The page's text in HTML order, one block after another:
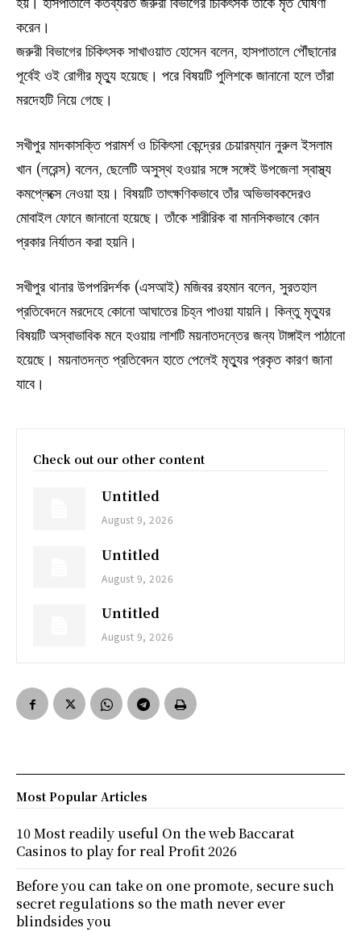
করেন।
জরুরী বিভাগের চিকিৎসক সাখাওয়াত হোসেন বলেন, হাসপাতালে পৌঁছানোর
পূর্বেই ওই রোগীর মৃত্যু হয়েছে। পরে বিষয়টি পুলিশকে জানানো হলে তাঁরা
মরদেহটি নিয়ে গেছে।
সখীপুর মাদকাসক্তি পরামর্শ ও চিকিৎসা কেন্দ্রের চেয়ারম্যান নুরুল ইসলাম
খান (লরেন্স) বলেন, ছেলেটি অসুস্থ হওয়ার সঙ্গে সঙ্গেই উপজেলা স্বাস্থ্য
কমপ্লেক্সে নেওয়া হয়। বিষয়টি তাৎক্ষণিকভাবে তাঁর অভিভাবকদেরও
মোবাইল ফোনে জানানো হয়েছে। তাঁকে শারীরিক বা মানসিকভাবে কোন
প্রকার নির্যাতন করা হয়নি।
সখীপুর থানার উপপরিদর্শক (এসআই) মজিবর রহমান বলেন, সুরতহাল
প্রতিবেদনে মরদেহে কোনো আঘাতের চিহ্ন পাওয়া যায়নি। কিন্তু মৃত্যুর
বিষয়টি অস্বাভাবিক মনে হওয়ায় লাশটি ময়নাতদন্তের জন্য টাঙ্গাইল পাঠানো
হয়েছে। ময়নাতদন্ত প্রতিবেদন হাতে পেলেই মৃত্যুর প্রকৃত কারণ জানা
যাবে।
Check out our other content
Untitled
August 9, 2026
Untitled
August 9, 2026
Untitled
August 9, 2026
Most Popular Articles
10 Most readily useful On the web Baccarat
Casinos to play for real Profit 2026
Before you can take on one promote, secure such
secret regulations so the math never ever
blindsides you